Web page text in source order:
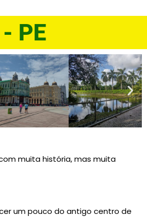
PE
muita história, mas muita
um pouco do antigo centro de